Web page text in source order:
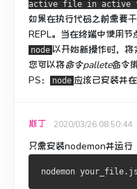
active file in active
如果在执行代码之前需要
REPL。 当在终端中使用节
node 以开始新操作时，将
您可以将命令pallete命令
PS：
node 应该已安装并
斯丁 2020/03/26 08:50:44
只需安装nodemon并运行